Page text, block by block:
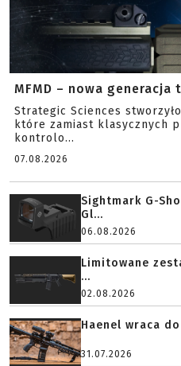
MFMD – nowa generacja
Strategic Sciences
które zamiast klasycznych
kontrolo...
07.08.2026
Sightmark G-
Gl...
06.08.2026
Limitowane
...
02.08.2026
Haenel wraca
31.07.2026